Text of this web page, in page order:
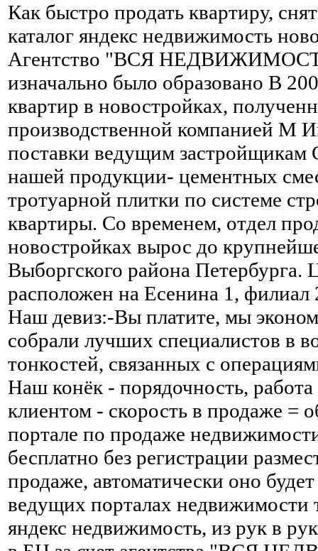
Как быстро продать квартиру,
каталог яндекс недвижимость
Агентство "ВСЯ
изначально было образовано В
квартир в новостройках,
производственной компанией М
поставки ведущим застройщикам
нашей продукции- цементных
тротуарной плитки по системе
квартиры. Со временем, отдел
новостройках вырос до
Выборгского района Петербурга.
расположен на Есенина 1, филиал
Наш девиз:-Вы платите, мы
собрали лучших специалистов в
тонкостей, связанных с
Наш конёк - порядочность,
клиентом - скорость в продаже =
портале по продаже
бесплатно без регистрации
продаже, автоматически оно
ведущих порталах недвижимости
яндекс недвижимость, из рук в